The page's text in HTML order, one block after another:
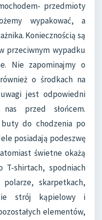
przedmioty
wypakować, a
Koniecznością są
przeciwnym wypadku
Nie zapominajmy o
o środkach na
jest odpowiedni
przed słońcem.
do chodzenia po
posiadają podeszwę
świetne okażą
T-shirtach, spodniach
skarpetkach,
strój kąpielowy i
elementów,